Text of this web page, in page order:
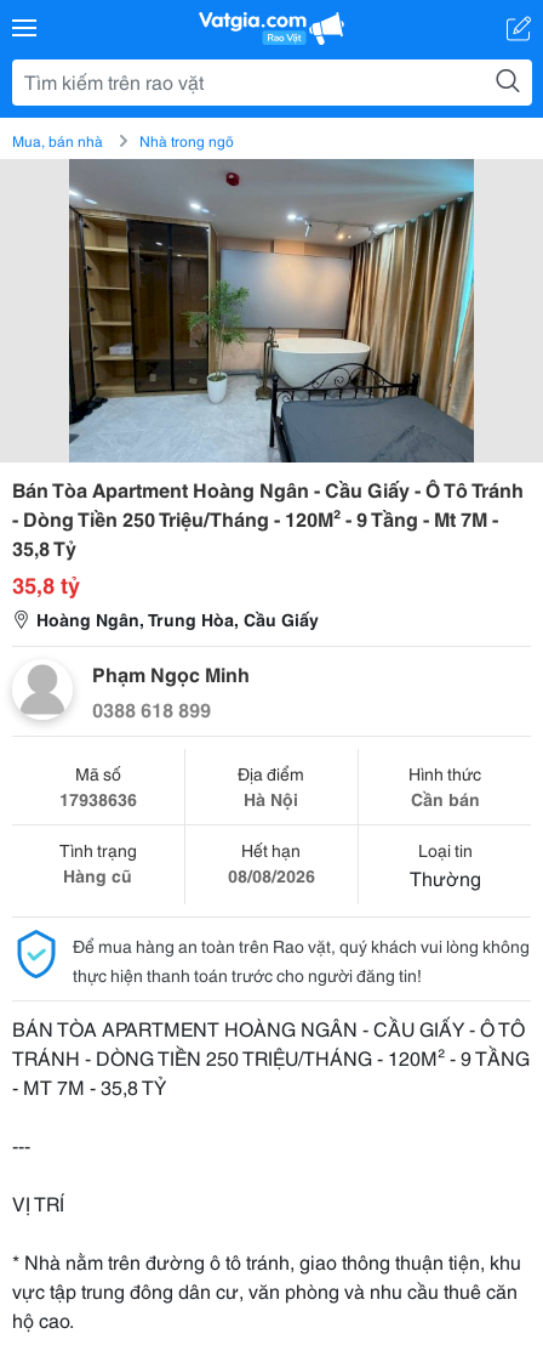
Mua, bán nhà Nhà trong ngõ
Bán Tòa Apartment Hoàng Ngân - Cầu Giấy - Ô Tô Tránh
- Dòng Tiền 250 Triệu/Tháng - 120M² - 9 Tầng - Mt 7M -
35,8 Tỷ
35,8 tỷ
Hoàng Ngân, Trung Hòa, Cầu Giấy
Phạm Ngọc Minh
0388 618 899
Mã số
17938636
Địa điểm
Hà Nội
Hình thức
Cần bán
Tình trạng
Hàng cũ
Hết hạn
08/08/2026
Loại tin
Thường
Để mua hàng an toàn trên Rao vặt, quý khách vui lòng không
thực hiện thanh toán trước cho người đăng tin!
BÁN TÒA APARTMENT HOÀNG NGÂN - CẦU GIẤY - Ô TÔ
TRÁNH - DÒNG TIỀN 250 TRIỆU/THÁNG - 120M² - 9 TẦNG
- MT 7M - 35,8 TỶ
---
VỊ TRÍ
* Nhà nằm trên đường ô tô tránh, giao thông thuận tiện, khu
vực tập trung đông dân cư, văn phòng và nhu cầu thuê căn
hộ cao.